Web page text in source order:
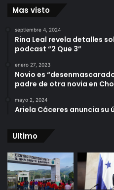
Mas visto
septiembre 4, 2024
Rina Leal revela detalles
podcast “2 Que 3”
enero 27, 2023
Novio es
padre de otra novia en
mayo 2, 2024
Ariela Cáceres anuncia su
Ultimo